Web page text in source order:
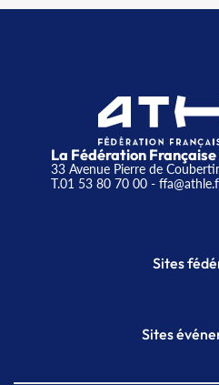
La Fédération
33 Avenue Pierre de
T.01 53 80 70 00-
Sites
Plateforme
Sites